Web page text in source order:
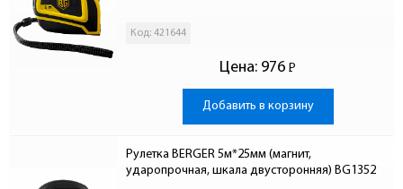
Код: 421644
Цена: 976 Р
-
Добавить в корзину
Рулетка BERGER 5м*25мм (магнит,
ударопрочная, шкала двусторонняя) BG1352